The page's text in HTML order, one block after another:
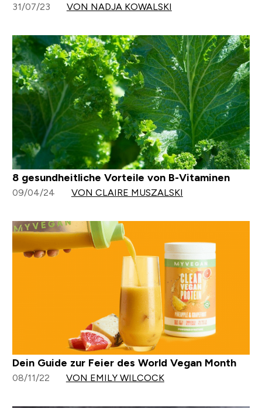
31/07/23 VON NADJA KOWALSKI
8 gesundheitliche Vorteile von B-Vitaminen
09/04/24 VON CLAIRE MUSZALSKI
Dein Guide zur Feier des World Vegan Month
08/11/22 VON EMILY WILCOCK